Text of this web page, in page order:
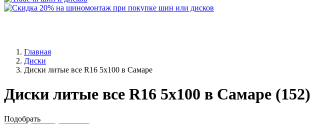
Главная
Диски
Диски литые все R16 5x100 в Самаре
Диски литые все R16 5x100 в Самаре (152)
Подобрать